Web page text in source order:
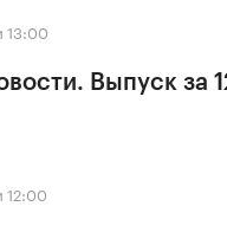
13:00
Выпуск за
12:00